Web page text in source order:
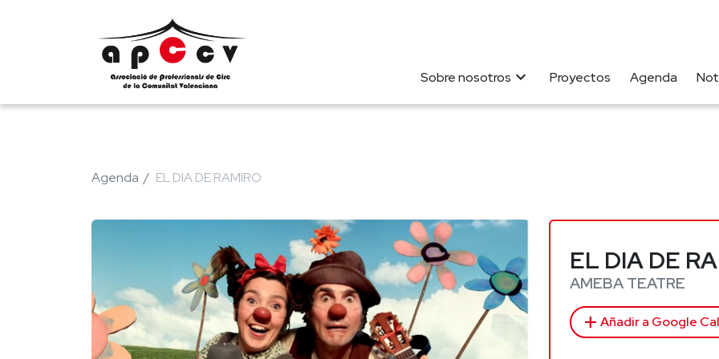
Sobre nosotros expand_more Proyectos Agenda
Agenda EL DIA DE RAMIRO
EL DIA DE
AMEBA TEATRE
add Añadir a Google